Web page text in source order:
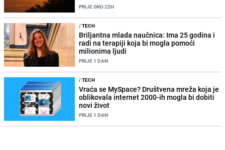
PRIJE OKO 22H
/TECH
Briljantna mlada naučnica: Ima 25 godina i
radi na terapiji koja bi mogla pomoći
milionima ljudi
PRIJE 1 DAN
/TECH
Vraća se MySpace? Društvena mreža koja je
oblikovala internet 2000-ih mogla bi dobiti
novi život
PRIJE 1 DAN